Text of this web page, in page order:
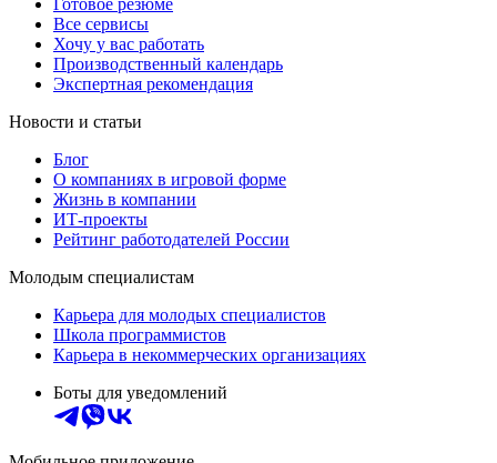
Все сервисы
Хочу у вас работать
Производственный календарь
Экспертная рекомендация
Новости и статьи
Блог
О компаниях в игровой форме
Жизнь в компании
ИТ-проекты
Рейтинг работодателей России
Молодым специалистам
Карьера для молодых специалистов
Школа программистов
Карьера в некоммерческих организациях
Боты для уведомлений